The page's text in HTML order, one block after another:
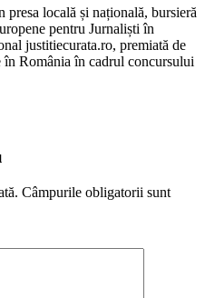
locală și națională, bursieră
pentru Jurnaliști în
justitiecurata.ro, premiată de
România în cadrul concursului
Câmpurile obligatorii sunt